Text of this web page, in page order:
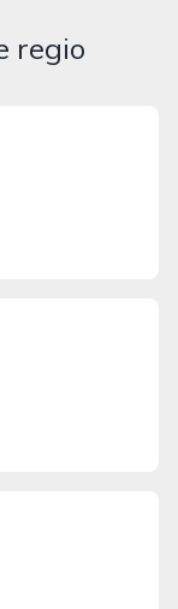
regio